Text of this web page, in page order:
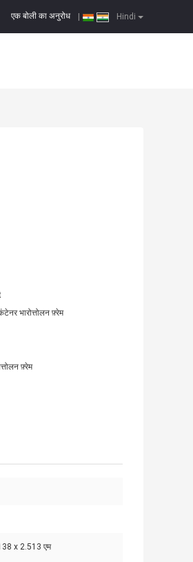
Hindi
एक बोली का अनुरोध
भारोत्तोलन फ़्रेम
फ़्रेम
x 2.513 एम